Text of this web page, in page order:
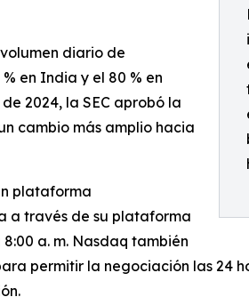
diario de
en India y el 80 % en
2024, la SEC aprobó la
cambio más amplio hacia
plataforma
a través de su plataforma
a. m. Nasdaq también
permitir la negociación las 24